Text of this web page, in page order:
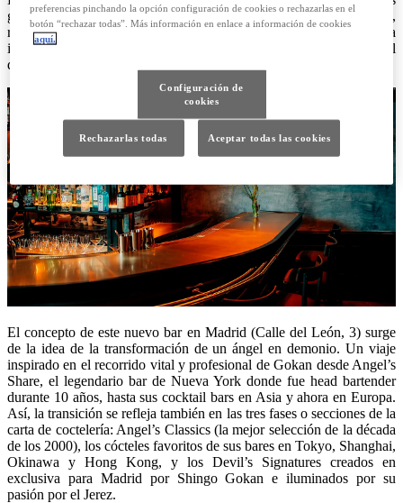
grandes, del icono mundial de la coctelería Shingo Gokan,
recientemente considerado una de las personas más influyentes de la
industria a nivel global (#7 en el Bar World 100, el barómetro anual
de Drinks International).
El concepto de este nuevo bar en Madrid (Calle del León, 3) surge
de la idea de la transformación de un ángel en demonio. Un viaje
inspirado en el recorrido vital y profesional de Gokan desde Angel’s
Share, el legendario bar de Nueva York donde fue head bartender
durante 10 años, hasta sus cocktail bars en Asia y ahora en Europa.
Así, la transición se refleja también en las tres fases o secciones de la
carta de coctelería: Angel’s Classics (la mejor selección de la década
de los 2000), los cócteles favoritos de sus bares en Tokyo, Shanghai,
Okinawa y Hong Kong, y los Devil’s Signatures creados en
exclusiva para Madrid por Shingo Gokan e iluminados por su
pasión por el Jerez.
preferencias pinchando la opción configuración de cookies o rechazarlas en el
botón “rechazar todas”. Más información en enlace a información de cookies
aquí.
Configuración de
cookies
Rechazarlas todas Aceptar todas las cookies